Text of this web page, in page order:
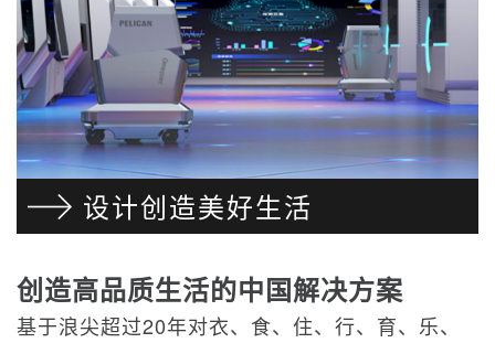
设计创造美好生活
创造高品质生活的中国解决方案
基于浪尖超过20年对衣、食、住、行、育、乐、